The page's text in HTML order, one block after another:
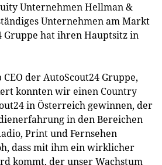
Unternehmen Hellman &
Unternehmen am Markt
Gruppe hat ihren Hauptsitz in
der AutoScout24 Gruppe,
konnten wir einen Country
in Österreich gewinnen, der
in den Bereichen
Print und Fernsehen
dass mit ihm ein wirklicher
kommt, der unser Wachstum